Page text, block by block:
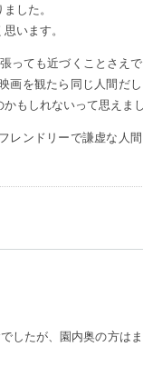
した。
います。
っても近づくことさえ
画を観たら同じ人間だ
もしれないって思えまし
レンドリーで謙虚な人間
したが、園内奥の方は